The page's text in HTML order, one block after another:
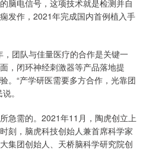
脑电信号，这项技术就是检测并自
发作，2021年完成国内首例植入手
团队与佳量医疗的合作是关键一
，闭环神经刺激器等产品落地提
。“产学研医需要多方合作，光靠团
。
急需的。2021年11月，陶虎创立上
刻，脑虎科技创始人兼首席科学家
集团创始人、天桥脑科学研究院创